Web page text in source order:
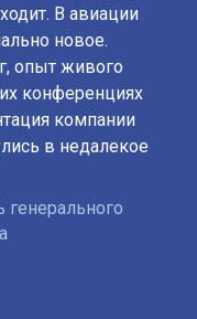
В авиации
новое.
опыт живого
конференциях
компании
в недалекое
генерального